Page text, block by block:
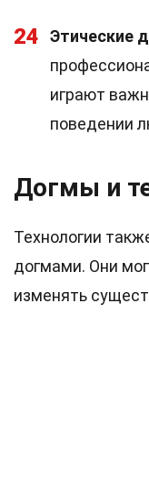
24 Этические
играют
поведении
Догмы и
Технологии
догмами. Они
изменять